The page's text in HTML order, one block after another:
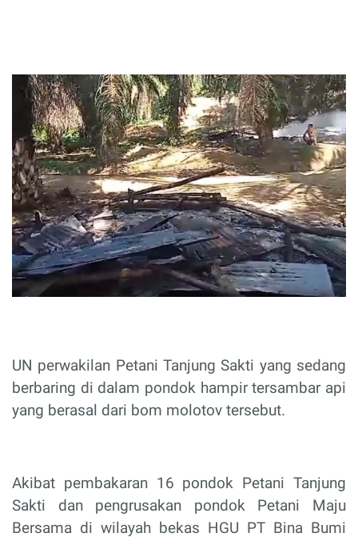
UN perwakilan Petani Tanjung Sakti yang sedang
berbaring di dalam pondok hampir tersambar api
yang berasal dari bom molotov tersebut.
Akibat pembakaran 16 pondok Petani Tanjung
Sakti dan pengrusakan pondok Petani Maju
Bersama di wilayah bekas HGU PT Bina Bumi